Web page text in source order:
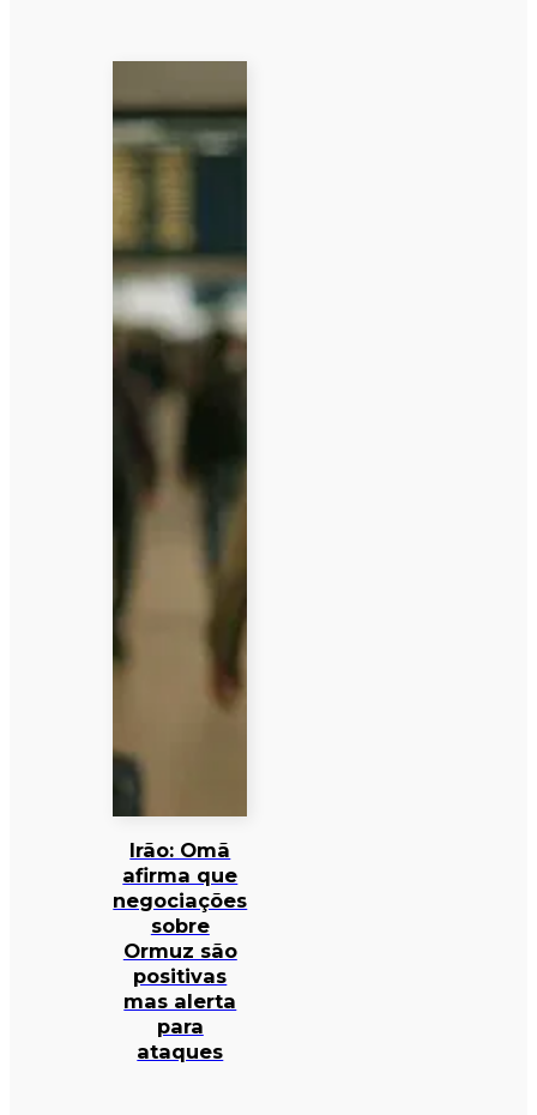
Irão: Omã
afirma que
negociações
sobre
Ormuz são
positivas
mas alerta
para
ataques